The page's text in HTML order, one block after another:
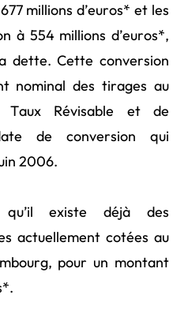
millions d’euros* et les
à 554 millions d’euros*,
dette. Cette conversion
nominal des tirages au
Révisable et de
de conversion qui
2006.
qu’il existe déjà des
actuellement cotées au
pour un montant